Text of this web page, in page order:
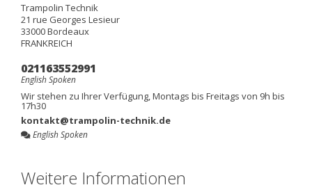
Trampolin Technik
21 rue Georges Lesieur
33000Bordeaux
FRANKREICH
021163552991
English Spoken
Wir stehen zu Ihrer Verfügung, Montags bis Freitags von 9h bis
17h30
kontakt@trampolin-technik.de
English Spoken
Weitere Informationen